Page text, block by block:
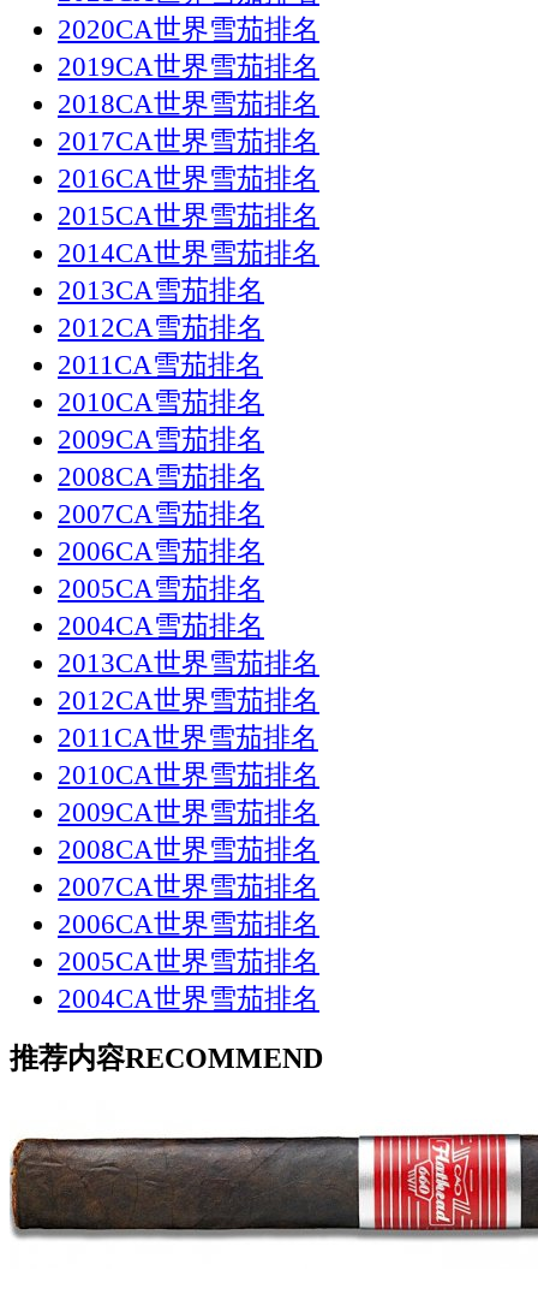
2020CA世界雪茄排名
2019CA世界雪茄排名
2018CA世界雪茄排名
2017CA世界雪茄排名
2016CA世界雪茄排名
2015CA世界雪茄排名
2014CA世界雪茄排名
2013CA雪茄排名
2012CA雪茄排名
2011CA雪茄排名
2010CA雪茄排名
2009CA雪茄排名
2008CA雪茄排名
2007CA雪茄排名
2006CA雪茄排名
2005CA雪茄排名
2004CA雪茄排名
2013CA世界雪茄排名
2012CA世界雪茄排名
2011CA世界雪茄排名
2010CA世界雪茄排名
2009CA世界雪茄排名
2008CA世界雪茄排名
2007CA世界雪茄排名
2006CA世界雪茄排名
2005CA世界雪茄排名
2004CA世界雪茄排名
推荐内容RECOMMEND